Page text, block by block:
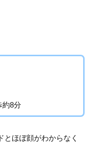
約8分
ほぼ顔がわからなく